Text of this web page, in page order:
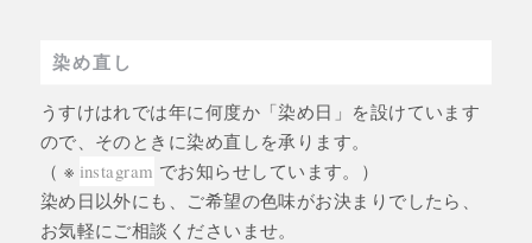
染め直し
うすけはれでは年に何度か「染め日」を設けています
ので、そのときに染め直しを承ります。
（ ※ instagram でお知らせしています。）
染め日以外にも、ご希望の色味がお決まりでしたら、
お気軽にご相談くださいませ。